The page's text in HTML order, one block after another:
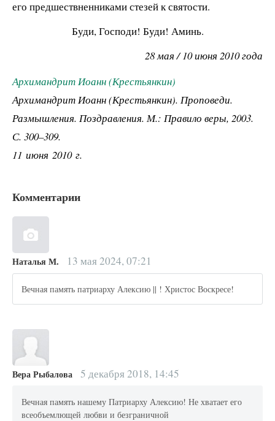
его предшествненниками стезей к святости.
Буди, Господи! Буди! Аминь.
28 мая / 10 июня 2010 года
Архимандрит Иоанн (Крестьянкин)
Архимандрит Иоанн (Крестьянкин). Проповеди.
Размышления. Поздравления. М.: Правило веры, 2003.
С. 300–309.
11 июня 2010 г.
Комментарии
Наталья М. 13 мая 2024, 07:21
Вечная память патриарху Алексию || ! Христос Воскресе!
Вера Рыбалова 5 декабря 2018, 14:45
Вечная память нашему Патриарху Алексию! Не хватает его
всеобъемлющей любви и безграничной